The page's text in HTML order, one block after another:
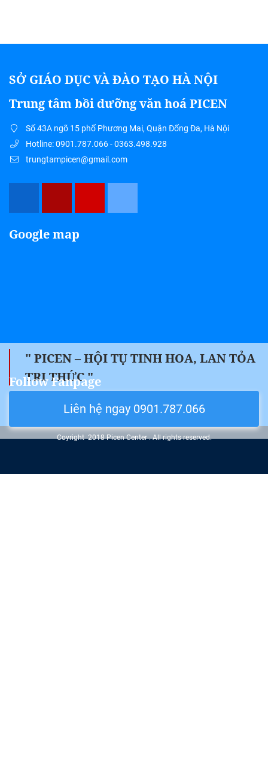
" PICEN – HỘI TỤ TINH HOA, LAN TỎA
TRI THỨC "
Liên hệ ngay 0901.787.066
SỞ GIÁO DỤC VÀ ĐÀO TẠO HÀ NỘI
Trung tâm bồi dưỡng văn hoá PICEN
Số 43A ngõ 15 phố Phương Mai, Quận Đống Đa, Hà Nội
Hotline: 0901.787.066 - 0363.498.928
trungtampicen@gmail.com
Google map
Follow Fanpage
Coyright 2018 Picen Center . All rights reserved.